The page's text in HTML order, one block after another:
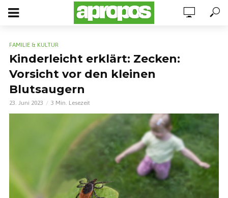
FAMILIE & KULTUR
Kinderleicht erklärt: Zecken:
Vorsicht vor den kleinen
Blutsaugern
23. Juni 2023 3 Min. Lesezeit